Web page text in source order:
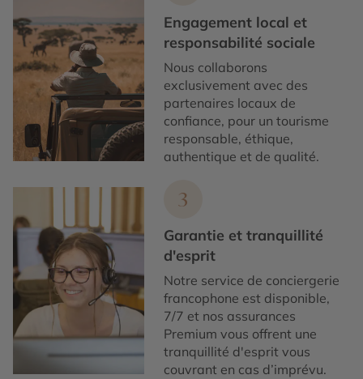
Engagement local et
responsabilité sociale
Nous collaborons
exclusivement avec des
partenaires locaux de
confiance, pour un tourisme
responsable, éthique,
authentique et de qualité.
3
Garantie et tranquillité
d'esprit
Notre service de conciergerie
francophone est disponible,
7/7 et nos assurances
Premium vous offrent une
tranquillité d'esprit vous
couvrant en cas d’imprévu.